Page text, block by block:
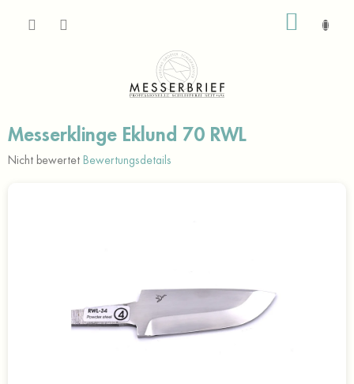
Messerklinge Eklund 70 RWL
Die
Nicht bewertet Bewertungsdetails